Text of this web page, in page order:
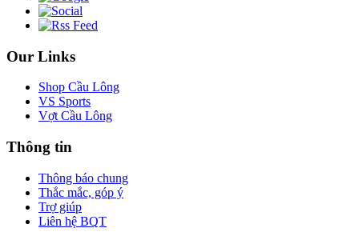
Our Links
Shop Cầu Lông
VS Sports
Vợt Cầu Lông
Thông tin
Thông báo chung
Thắc mắc, góp ý
Trợ giúp
Liên hệ BQT